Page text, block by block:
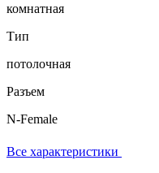
комнатная
Тип
потолочная
Разъем
N-Female
Все характеристики